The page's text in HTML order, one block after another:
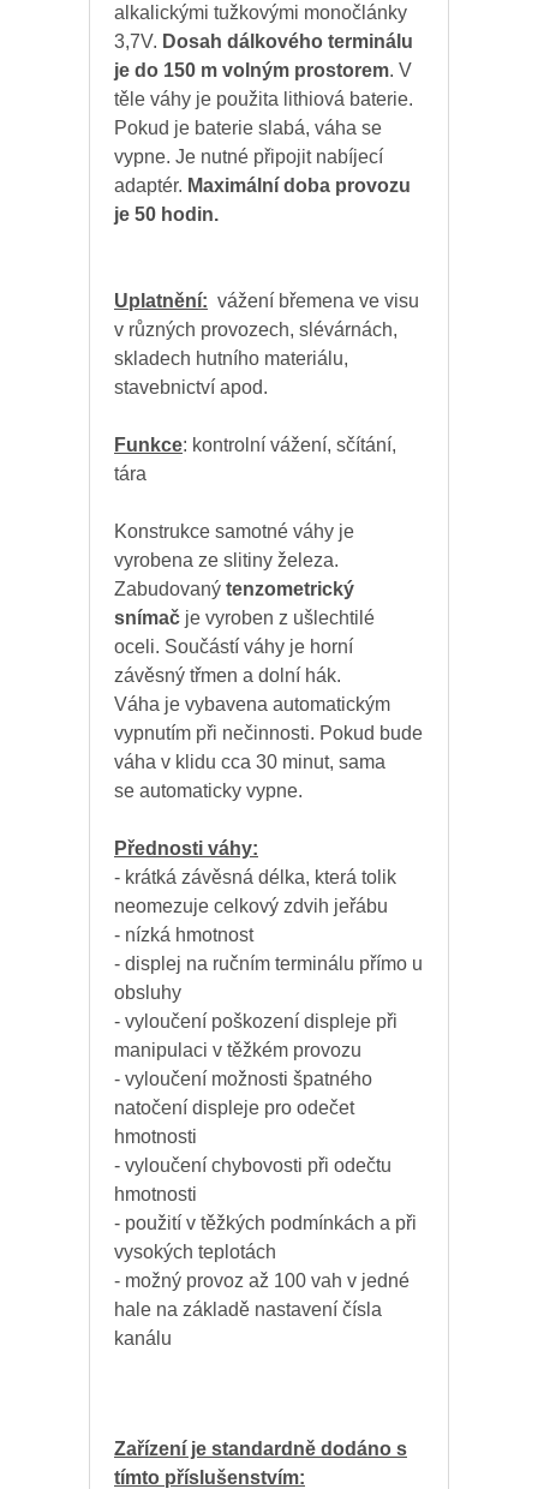
alkalickými tužkovými monočlánky
3,7V. Dosah dálkového terminálu
je do 150 m volným prostorem. V
těle váhy je použita lithiová baterie.
Pokud je baterie slabá, váha se
vypne. Je nutné připojit nabíjecí
adaptér. Maximální doba provozu
je 50 hodin.
Uplatnění: vážení břemena ve visu
v různých provozech, slévárnách,
skladech hutního materiálu,
stavebnictví apod.
Funkce: kontrolní vážení, sčítání,
tára
Konstrukce samotné váhy je
vyrobena ze slitiny železa.
Zabudovaný tenzometrický
snímač je vyroben z ušlechtilé
oceli. Součástí váhy je horní
závěsný třmen a dolní hák.
Váha je vybavena automatickým
vypnutím při nečinnosti. Pokud bude
váha v klidu cca 30 minut, sama
se automaticky vypne.
Přednosti váhy:
- krátká závěsná délka, která tolik
neomezuje celkový zdvih jeřábu
- nízká hmotnost
- displej na ručním terminálu přímo u
obsluhy
- vyloučení poškození displeje při
manipulaci v těžkém provozu
- vyloučení možnosti špatného
natočení displeje pro odečet
hmotnosti
- vyloučení chybovosti při odečtu
hmotnosti
- použití v těžkých podmínkách a při
vysokých teplotách
- možný provoz až 100 vah v jedné
hale na základě nastavení čísla
kanálu
Zařízení je standardně dodáno s
tímto příslušenstvím: